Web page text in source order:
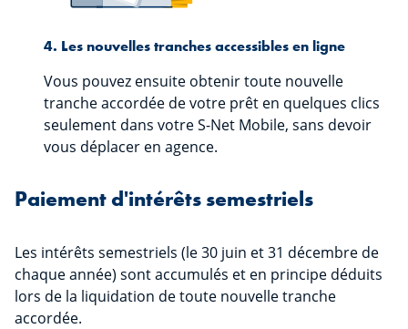
4. Les nouvelles tranches accessibles en ligne
Vous pouvez ensuite obtenir toute nouvelle
tranche accordée de votre prêt en quelques clics
seulement dans votre S-Net Mobile, sans devoir
vous déplacer en agence.
Paiement d'intérêts semestriels
Les intérêts semestriels (le 30 juin et 31 décembre de
chaque année) sont accumulés et en principe déduits
lors de la liquidation de toute nouvelle tranche
accordée.